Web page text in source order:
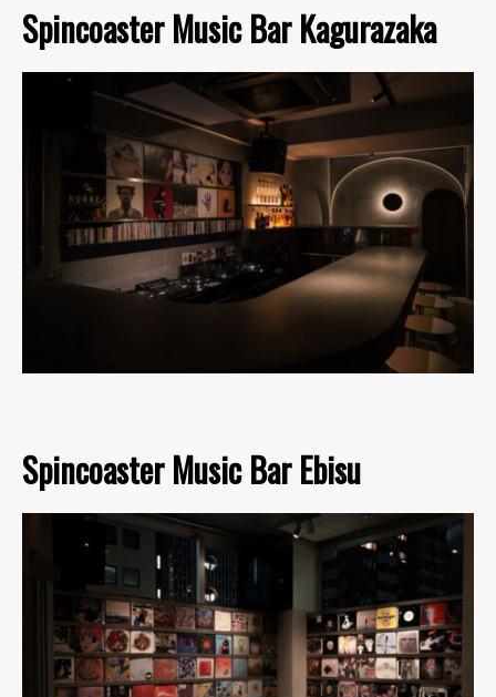
Spincoaster Music Bar Kagurazaka
Spincoaster Music Bar Ebisu